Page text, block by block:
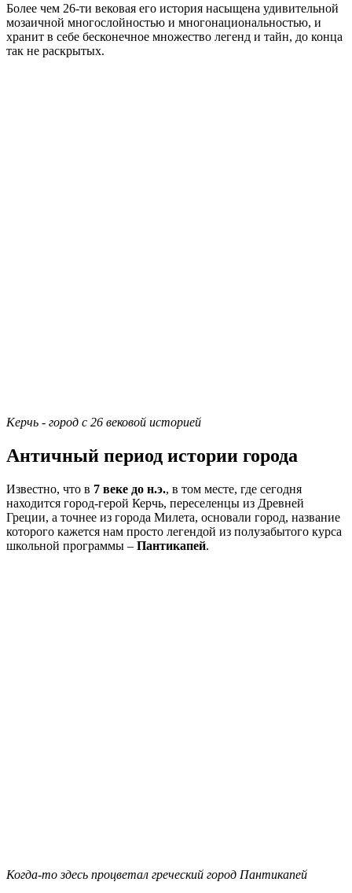
Более чем 26-ти вековая его история насыщена удивительной
мозаичной многослойностью и многонациональностью, и
хранит в себе бесконечное множество легенд и тайн, до конца
так не раскрытых.
Керчь - город с 26 вековой историей
Античный период истории города
Известно, что в 7 веке до н.э., в том месте, где сегодня
находится город-герой Керчь, переселенцы из Древней
Греции, а точнее из города Милета, основали город, название
которого кажется нам просто легендой из полузабытого курса
школьной программы – Пантикапей.
Когда-то здесь процветал греческий город Пантикапей